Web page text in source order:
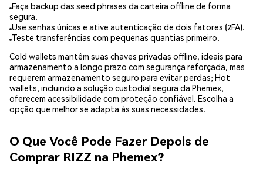
Faça backup das seed phrases da carteira offline de forma
segura.
Use senhas únicas e ative autenticação de dois fatores (2FA).
Teste transferências com pequenas quantias primeiro.
Cold wallets mantêm suas chaves privadas offline, ideais para
armazenamento a longo prazo com segurança reforçada, mas
requerem armazenamento seguro para evitar perdas; Hot
wallets, incluindo a solução custodial segura da Phemex,
oferecem acessibilidade com proteção confiável. Escolha a
opção que melhor se adapta às suas necessidades.
O Que Você Pode Fazer Depois de
Comprar RIZZ na Phemex?